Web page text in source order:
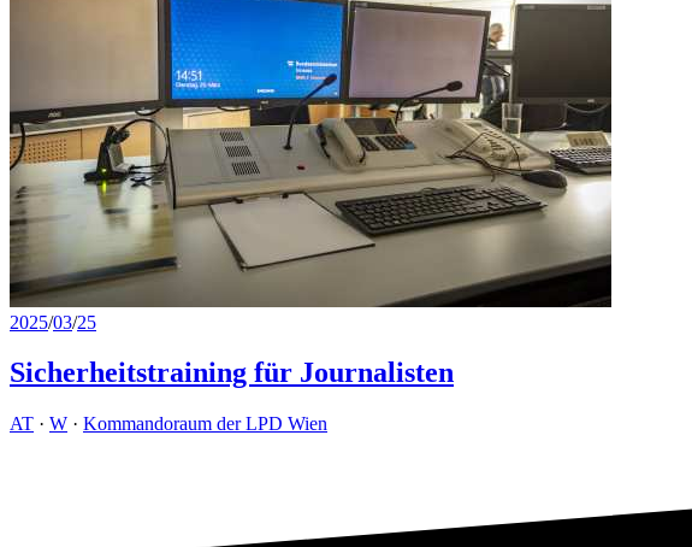
2025/03/25
Sicherheitstraining für Journalisten
AT · W · Kommandoraum der LPD Wien